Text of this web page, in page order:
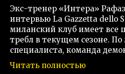
Экс-тренер «Интера»
интервью La Gazzetta dello
миланский клуб имеет все
требл в текущем сезоне.
специалиста, команда
Читать полностью